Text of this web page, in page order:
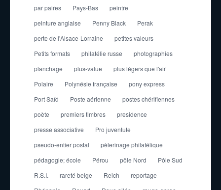
par paires
Pays-Bas
peintre
peinture anglaise
Penny Black
Perak
perte de l'Alsace-Lorraine
petites valeurs
Petits formats
philatélie russe
photographies
planchage
plus-value
plus légers que l'air
Polaire
Polynésie française
pony express
Port Saïd
Poste aérienne
postes chérifiennes
poète
premiers timbres
presidence
presse associative
Pro juventute
pseudo-entier postal
pèlerinage philatélique
pédagogie; école
Pérou pôle Nord
Pôle Sud
R.S.I.
rareté belge Reich
reportage